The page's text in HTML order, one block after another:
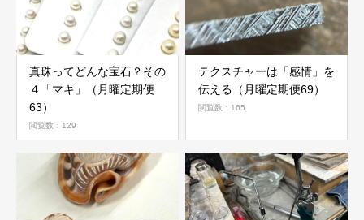
真珠ってどんな宝石？その
４「マキ」（月曜定期便
63）
閲覧数：129
テクスチャーは「感情」を
伝える（月曜定期便69）
閲覧数：165